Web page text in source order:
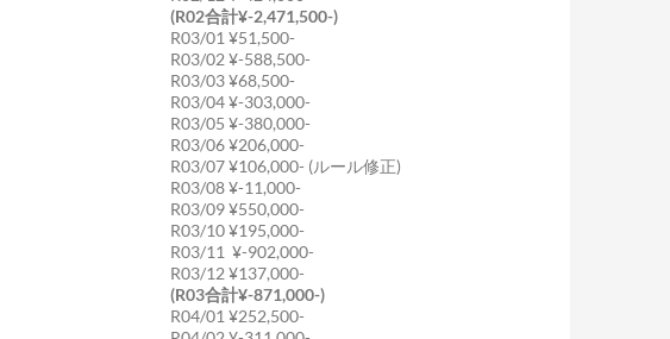
(R02合計¥-2,471,500-)
R03/01 ¥51,500-
R03/02 ¥-588,500-
R03/03 ¥68,500-
R03/04 ¥-303,000-
R03/05 ¥-380,000-
R03/06 ¥206,000-
R03/07 ¥106,000- (ルール修正)
R03/08 ¥-11,000-
R03/09 ¥550,000-
R03/10 ¥195,000-
R03/11 ¥-902,000-
R03/12 ¥137,000-
(R03合計¥-871,000-)
R04/01 ¥252,500-